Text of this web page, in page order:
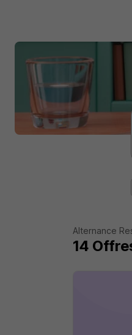
Effectuer une recherche
Alternance
14